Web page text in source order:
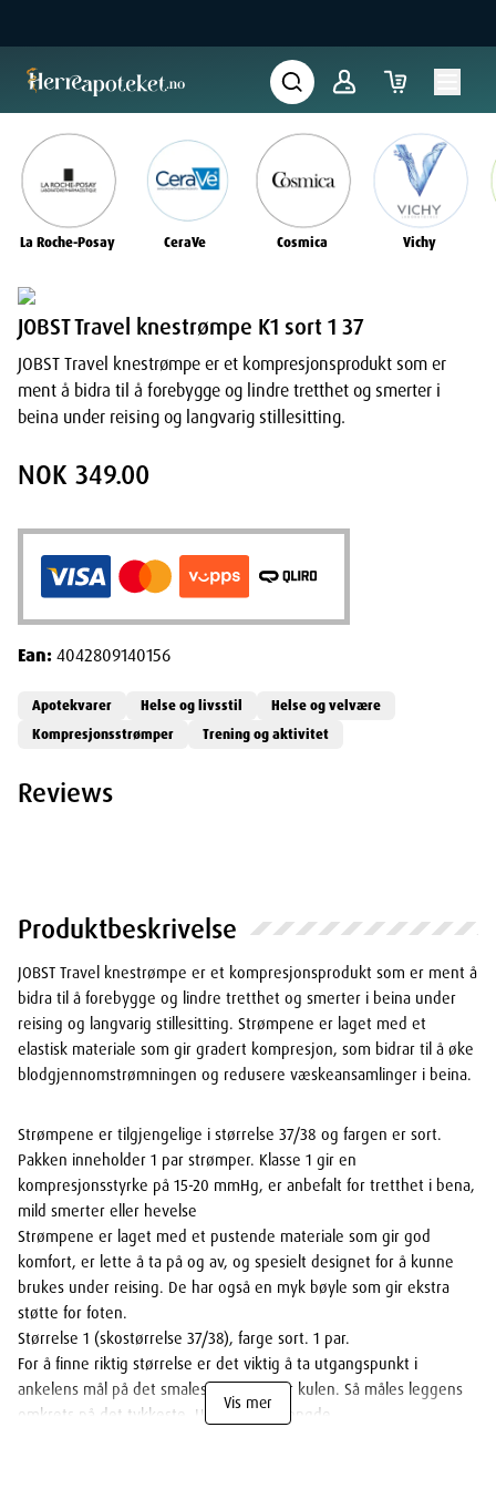
La Roche-Posay CeraVe Cosmica Vichy
Produktbeskrivelse
JOBST Travel knestrømpe er et kompresjonsprodukt som er ment å
bidra til å forebygge og lindre tretthet og smerter i beina under
reising og langvarig stillesitting. Strømpene er laget med et
elastisk materiale som gir gradert kompresjon, som bidrar til å øke
blodgjennomstrømningen og redusere væskeansamlinger i beina.
Strømpene er tilgjengelige i størrelse 37/38 og fargen er sort.
Pakken inneholder 1 par strømper. Klasse 1 gir en
kompresjonsstyrke på 15-20 mmHg, er anbefalt for tretthet i bena,
mild smerter eller hevelse
Strømpene er laget med et pustende materiale som gir god
komfort, er lette å ta på og av, og spesielt designet for å kunne
brukes under reising. De har også en myk bøyle som gir ekstra
støtte for foten.
Størrelse 1 (skostørrelse 37/38), farge sort. 1 par.
For å finne riktig størrelse er det viktig å ta utgangspunkt i
ankelens mål på det smaleste, dvs. over kulen. Så måles leggens
omkrets på det tykkeste. Universell fotlengde.
Vis mer
JOBST Travel knestrømpe K1 sort 1 37
JOBST Travel knestrømpe er et kompresjonsprodukt som er
ment å bidra til å forebygge og lindre tretthet og smerter i
beina under reising og langvarig stillesitting.
NOK 349.00
Ean:4042809140156
Apotekvarer Helse og livsstil
Helse og velvære
Kompresjonsstrømper
Trening og aktivitet
Reviews